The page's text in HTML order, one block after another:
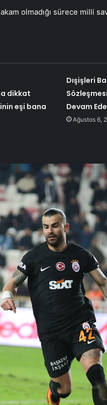
olmadığı sürece milli
dikkat
eşi bana
Dışişleri
Devam
Ağustos 6,